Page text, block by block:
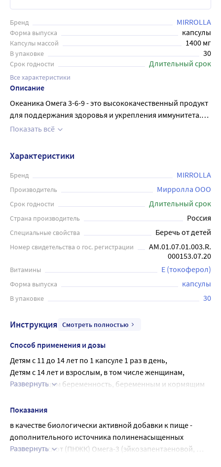
Бренд MIRROLLA
Форма выпуска капсулы
Капсулы массой 1400 мг
В упаковке 30
Срок годности Длительный срок
Все характеристики
Описание
Океаника Омега 3-6-9 - это высококачественный продукт
для поддержания здоровья и укрепления иммунитета.
Каждая капсула массой 1400 мг содержит комбинацию
нормального функционирования организма человека.
Препарат помогает улучшить состояние кожи, волос и
ногтей, улучшить работу кардиоваскулярной системы и
снизить уровень холестерина в крови. Рекомендуется
для профилактики сердечно-сосудистых заболеваний, а
также при диабете и нарушениях обмена веществ.
Океаника Омега 3-6-9 доступна в удобной форме капсул,
что делает ее простой и удобной в применении.
Показать всё
Характеристики
Бренд MIRROLLA
Производитель Мирролла ООО
Срок годности Длительный срок
Страна производитель Россия
Специальные свойства Беречь от детей
Номер свидетельства о гос. регистрации
AM.01.07.01.003.R.
000153.07.20
Витамины Е (токоферол)
Форма выпуска капсулы
В упаковке 30
Инструкция Смотреть полностью
Способ применения и дозы
Детям с 11 до 14 лет по 1 капсуле 1 раз в день,
Детям с 14 лет и взрослым, в том числе женщинам,
планирующим беременность, беременным и кормящим
еды.
Продолжительность приема: 1 месяц.
Возможны повторные приемы в течение года.
Развернуть
Показания
в качестве биологически активной добавки к пище -
дополнительного источника полиненасыщенных
жирных кислот (ПНЖК) Омега-3 (эйкозапентаеновой,
Развернуть